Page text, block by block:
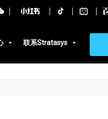
联系Stratasys